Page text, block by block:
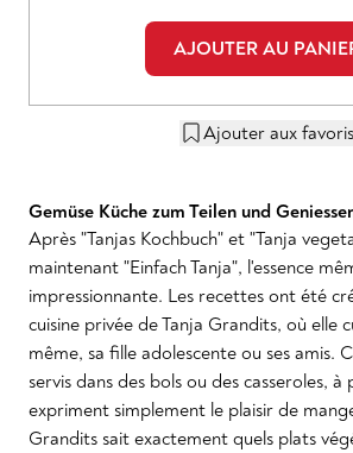
AJOUTER AU
Ajouter aux favoris
Gemüse Küche zum Teilen und
Après "Tanjas Kochbuch" et "Tanja
maintenant "Einfach Tanja", l'essence
impressionnante. Les recettes ont été
cuisine privée de Tanja Grandits, où elle
même, sa fille adolescente ou ses amis.
servis dans des bols ou des casseroles,
expriment simplement le plaisir de
Grandits sait exactement quels plats